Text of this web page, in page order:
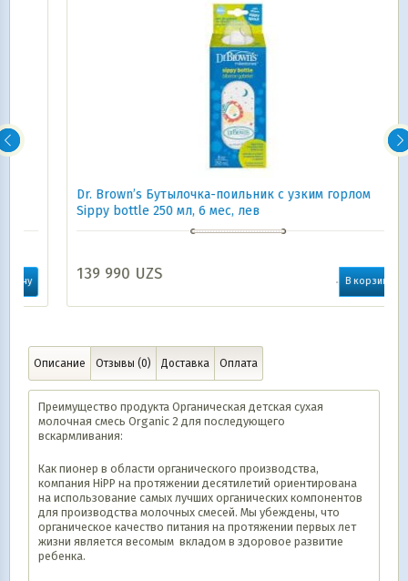
Dr. Brown’s Бутылочка-поильник с узким горлом
Sippy bottle 250 мл, 6 мес, лев
139 990 UZS В корзину
Описание Отзывы (0) Доставка Оплата
Преимущество продукта Органическая детская сухая
молочная смесь Organic 2 для последующего
вскармливания:
Как пионер в области органического производства,
компания HіPP на протяжении десятилетий ориентирована
на использование самых лучших органических компонентов
для производства молочных смесей. Мы убеждены, что
органическое качество питания на протяжении первых лет
жизни является весомым вкладом в здоровое развитие
ребенка.